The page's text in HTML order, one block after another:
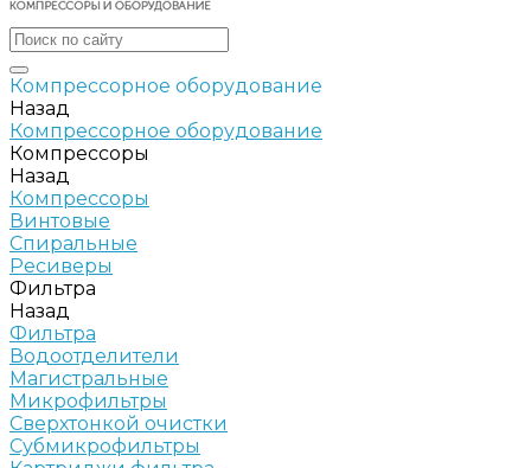
Компрессорное оборудование
Назад
Компрессорное оборудование
Компрессоры
Назад
Компрессоры
Винтовые
Спиральные
Ресиверы
Фильтра
Назад
Фильтра
Водоотделители
Магистральные
Микрофильтры
Сверхтонкой очистки
Субмикрофильтры